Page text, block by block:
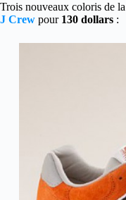
Trois nouveaux coloris de la
J Crew pour 130 dollars :